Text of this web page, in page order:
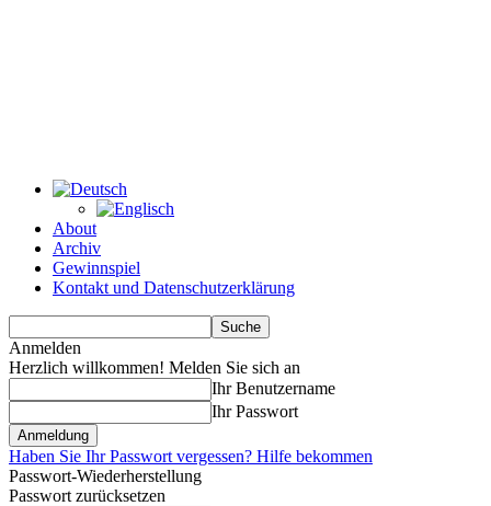
About
Archiv
Gewinnspiel
Kontakt und Datenschutzerklärung
Anmelden
Herzlich willkommen! Melden Sie sich an
Ihr Benutzername
Ihr Passwort
Haben Sie Ihr Passwort vergessen? Hilfe bekommen
Passwort-Wiederherstellung
Passwort zurücksetzen